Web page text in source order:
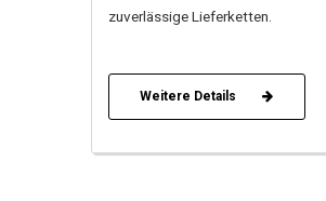
zuverlässige Lieferketten.
Weitere Details